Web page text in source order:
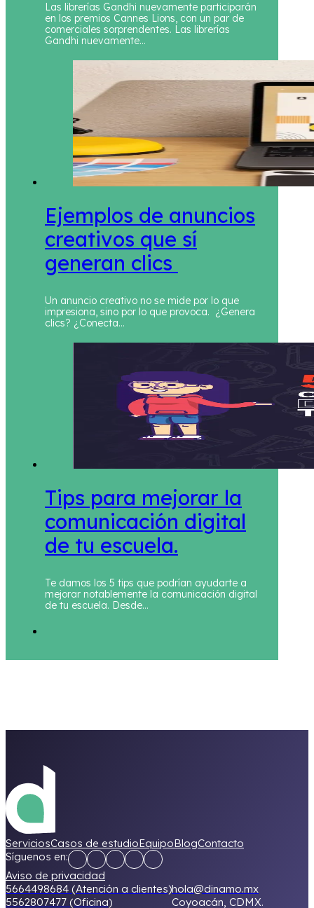
Las librerías Gandhi nuevamente participarán
en los premios Cannes Lions, con un par de
comerciales sorprendentes. Las librerías
Gandhi nuevamente…
Ejemplos de anuncios
creativos que sí
generan clics
Un anuncio creativo no se mide por lo que
impresiona, sino por lo que provoca. ¿Genera
clics? ¿Conecta…
Tips para mejorar la
comunicación digital
de tu escuela.
Te damos los 5 tips que podrían ayudarte a
mejorar notablemente la comunicación digital
de tu escuela. Desde…
ServiciosCasos de estudioEquipoBlogContacto
Síguenos en:
Aviso de privacidad
5664498684 (Atención a clientes)
5562807477 (Oficina)
hola@dinamo.mx
Coyoacán, CDMX.